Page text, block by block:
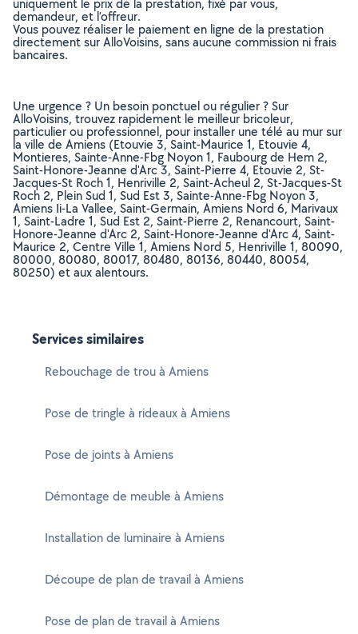
uniquement le prix de la prestation, fixé par vous,
demandeur, et l’offreur.
Vous pouvez réaliser le paiement en ligne de la prestation
directement sur AlloVoisins, sans aucune commission ni frais
bancaires.
Une urgence ? Un besoin ponctuel ou régulier ? Sur
AlloVoisins, trouvez rapidement le meilleur bricoleur,
particulier ou professionnel, pour installer une télé au mur sur
la ville de Amiens (Etouvie 3, Saint-Maurice 1, Etouvie 4,
Montieres, Sainte-Anne-Fbg Noyon 1, Faubourg de Hem 2,
Saint-Honore-Jeanne d'Arc 3, Saint-Pierre 4, Etouvie 2, St-
Jacques-St Roch 1, Henriville 2, Saint-Acheul 2, St-Jacques-St
Roch 2, Plein Sud 1, Sud Est 3, Sainte-Anne-Fbg Noyon 3,
Amiens Ii-La Vallee, Saint-Germain, Amiens Nord 6, Marivaux
1, Saint-Ladre 1, Sud Est 2, Saint-Pierre 2, Renancourt, Saint-
Honore-Jeanne d'Arc 2, Saint-Honore-Jeanne d'Arc 4, Saint-
Maurice 2, Centre Ville 1, Amiens Nord 5, Henriville 1, 80090,
80000, 80080, 80017, 80480, 80136, 80440, 80054,
80250) et aux alentours.
Services similaires
Rebouchage de trou à Amiens
Pose de tringle à rideaux à Amiens
Pose de joints à Amiens
Démontage de meuble à Amiens
Installation de luminaire à Amiens
Découpe de plan de travail à Amiens
Pose de plan de travail à Amiens